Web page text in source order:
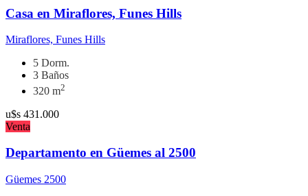
Casa en Miraflores, Funes Hills
Miraflores, Funes Hills
5 Dorm.
3 Baños
320 m2
u$s 431.000
Venta
Departamento en Güemes al 2500
Güemes 2500